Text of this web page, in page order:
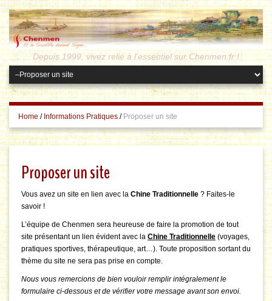
Depuis 1999, vivez relié à l'essentiel sur Chenmen.fr !
Home / Informations Pratiques / Proposer un site
Proposer un site
Vous avez un site en lien avec la Chine Traditionnelle ? Faites-le
savoir !
L’équipe de Chenmen sera heureuse de faire la promotion de tout
site présentant un lien évident avec la Chine Traditionnelle (voyages,
pratiques sportives, thérapeutique, art…). Toute proposition sortant du
thème du site ne sera pas prise en compte.
Nous vous remercions de bien vouloir remplir intégralement le
formulaire ci-dessous et de vérifier votre message avant son envoi.